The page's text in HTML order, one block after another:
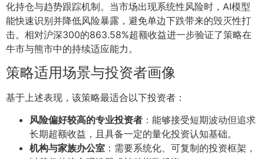
化持仓与趋势跟踪机制。当市场出现系统性风险时，AI模型
能快速识别并降低风险暴露，避免单边下跌带来的毁灭性打
击。相对沪深300的863.58%超额收益进一步验证了策略在
牛市与熊市中的持续适应能力。
策略适用场景与投资者画像
基于上述表现，该策略最适合以下投资者：
风险偏好较高的专业投资者 ：能够接受短期波动但追求
长期超额收益，且具备一定的量化投资认知基础。
机构与家族办公室 ：需要系统化、可复制的投资框架，